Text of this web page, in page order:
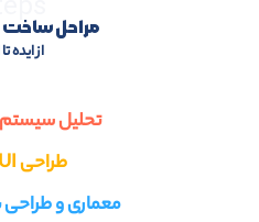
مراحل ساخت
از ایده
تحلیل سیستم
طراحی UI و UX
معماری و طراحی